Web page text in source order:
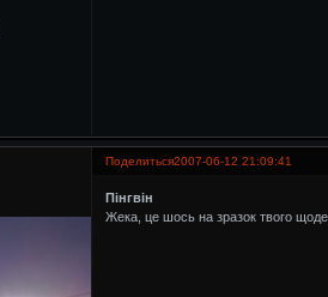
Поделиться2007-06-12 21:09:41
Пінгвін
Жека, це шось на зразок твого